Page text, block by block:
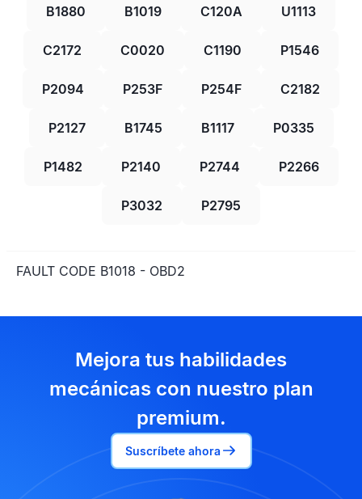
B1880 B1019 C120A U1113
C2172 C0020 C1190 P1546
P2094 P253F P254F C2182
P2127 B1745 B1117 P0335
P1482 P2140 P2744 P2266
P3032 P2795
FAULT CODE B1018 - OBD2
Mejora tus habilidades
mecánicas con nuestro plan
premium.
Suscríbete ahora